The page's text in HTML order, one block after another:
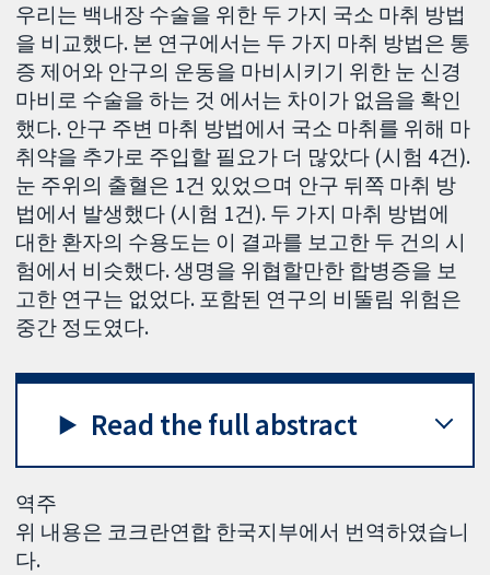
우리는 백내장 수술을 위한 두 가지 국소 마취 방법
을 비교했다. 본 연구에서는 두 가지 마취 방법은 통
증 제어와 안구의 운동을 마비시키기 위한 눈 신경
마비로 수술을 하는 것 에서는 차이가 없음을 확인
했다. 안구 주변 마취 방법에서 국소 마취를 위해 마
취약을 추가로 주입할 필요가 더 많았다 (시험 4건).
눈 주위의 출혈은 1건 있었으며 안구 뒤쪽 마취 방
법에서 발생했다 (시험 1건). 두 가지 마취 방법에
대한 환자의 수용도는 이 결과를 보고한 두 건의 시
험에서 비슷했다. 생명을 위협할만한 합병증을 보
고한 연구는 없었다. 포함된 연구의 비뚤림 위험은
중간 정도였다.
Read the full abstract
역주
위 내용은 코크란연합 한국지부에서 번역하였습니
다.